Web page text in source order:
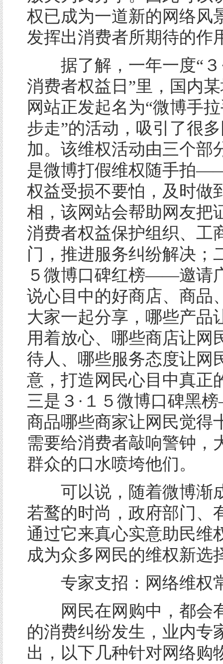
权已成为一道新的网络风
发挥出消费者所期待的作
据了解，一年一度“３
消费者权益日”里，国内
网站正发起名为“微博手
步走”的活动，吸引了很
加。该维权活动由三个部
是微博打假维权随手拍
权益受损不要怕，及时做
相，该网站会帮助网友把
消费者权益保护组织、工
门，推进服务纠纷解决；
５微博口碑红榜——邀请
说心目中的好商店、商品
大家一起分享，哪些产品
用着放心、哪些商店让网
待人、哪些服务态度让网
意，打造网民心目中真正
三是３·１５微博口碑黑
商品哪些商家让网民觉得
需要给消费者敲响警钟，
群众的口水喷垮他们。
可以说，随着微博渐
若鹜的时尚，政府部门、
通过它来真心实意助民维
成为众多网民的维权新选
专家支招：网络维权
网民在网购中，都会
的消费纠纷发生，业内专
出，以下几种针对网络购